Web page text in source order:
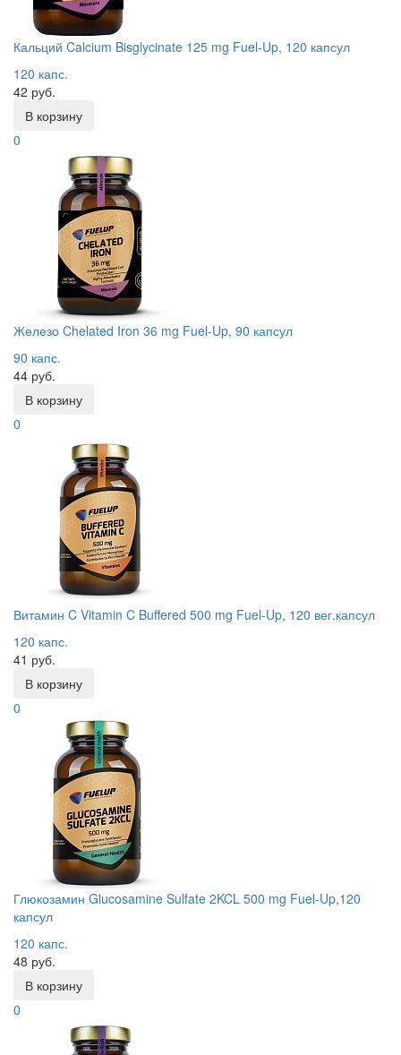
Кальций Calcium Bisglycinate 125 mg Fuel-Up, 120 капсул
120 капс.
42 руб.
В корзину
0
Железо Chelated Iron 36 mg Fuel-Up, 90 капсул
90 капс.
44 руб.
В корзину
0
Витамин C Vitamin C Buffered 500 mg Fuel-Up, 120 вег.капсул
120 капс.
41 руб.
В корзину
0
Глюкозамин Glucosamine Sulfate 2KCL 500 mg Fuel-Up,120
капсул
120 капс.
48 руб.
В корзину
0